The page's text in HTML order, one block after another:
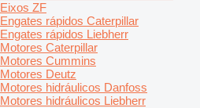
Eixos ZF
Engates rápidos Caterpillar
Engates rápidos Liebherr
Motores Caterpillar
Motores Cummins
Motores Deutz
Motores hidráulicos Danfoss
Motores hidráulicos Liebherr